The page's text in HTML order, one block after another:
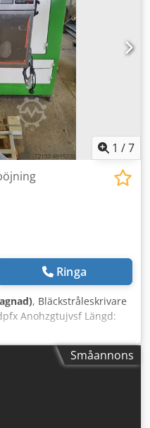
1 /7
Ringa
, Bläckstråleskrivare
Anohzgtujvsf Längd:
mm Vikt: ca 100 kg
Småannons